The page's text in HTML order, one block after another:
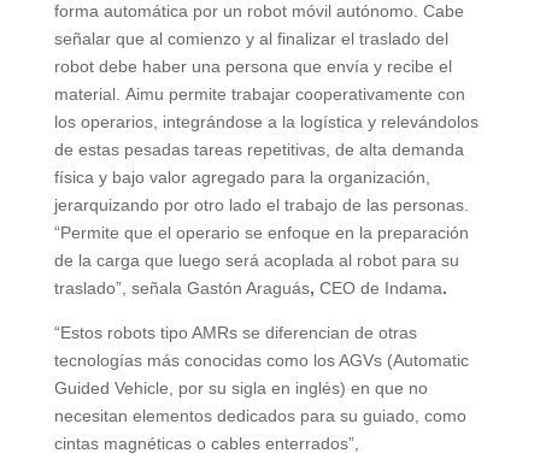
forma automática por un robot móvil autónomo. Cabe
señalar que al comienzo y al finalizar el traslado del
robot debe haber una persona que envía y recibe el
material. Aimu permite trabajar cooperativamente con
los operarios, integrándose a la logística y relevándolos
de estas pesadas tareas repetitivas, de alta demanda
física y bajo valor agregado para la organización,
jerarquizando por otro lado el trabajo de las personas.
“Permite que el operario se enfoque en la preparación
de la carga que luego será acoplada al robot para su
traslado”, señala Gastón Araguás, CEO de Indama.
“Estos robots tipo AMRs se diferencian de otras
tecnologías más conocidas como los AGVs (Automatic
Guided Vehicle, por su sigla en inglés) en que no
necesitan elementos dedicados para su guiado, como
cintas magnéticas o cables enterrados”,